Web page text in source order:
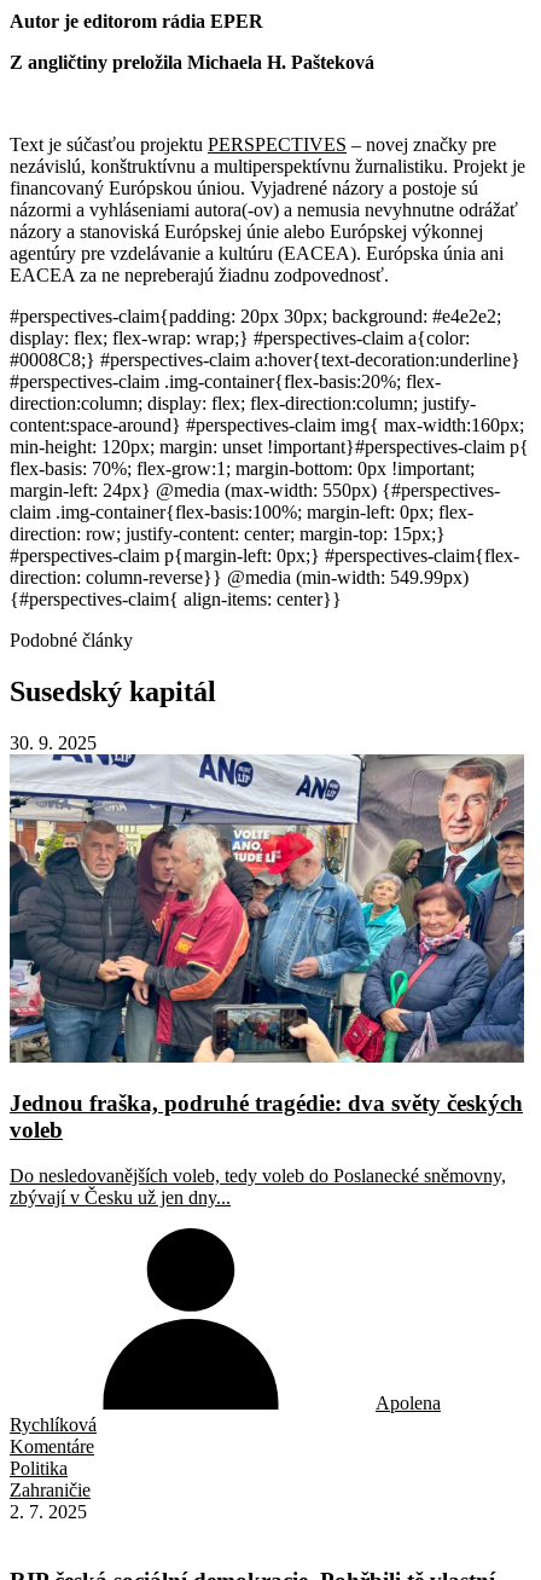
Autor je editorom rádia EPER
Z angličtiny preložila Michaela H. Pašteková
Text je súčasťou projektu PERSPECTIVES – novej značky pre
nezávislú, konštruktívnu a multiperspektívnu žurnalistiku. Projekt je
financovaný Európskou úniou. Vyjadrené názory a postoje sú
názormi a vyhláseniami autora(-ov) a nemusia nevyhnutne odrážať
názory a stanoviská Európskej únie alebo Európskej výkonnej
agentúry pre vzdelávanie a kultúru (EACEA). Európska únia ani
EACEA za ne nepreberajú žiadnu zodpovednosť.
#perspectives-claim{padding: 20px 30px; background: #e4e2e2;
display: flex; flex-wrap: wrap;} #perspectives-claim a{color:
#0008C8;} #perspectives-claim a:hover{text-decoration:underline}
#perspectives-claim .img-container{flex-basis:20%; flex-
direction:column; display: flex; flex-direction:column; justify-
content:space-around} #perspectives-claim img{ max-width:160px;
min-height: 120px; margin: unset !important}#perspectives-claim p{
flex-basis: 70%; flex-grow:1; margin-bottom: 0px !important;
margin-left: 24px} @media (max-width: 550px) {#perspectives-
claim .img-container{flex-basis:100%; margin-left: 0px; flex-
direction: row; justify-content: center; margin-top: 15px;}
#perspectives-claim p{margin-left: 0px;} #perspectives-claim{flex-
direction: column-reverse}} @media (min-width: 549.99px)
{#perspectives-claim{ align-items: center}}
Podobné články
Susedský kapitál
30. 9. 2025
Jednou fraška, podruhé tragédie: dva světy českých
voleb
Do nesledovanějších voleb, tedy voleb do Poslanecké sněmovny,
zbývají v Česku už jen dny...
Apolena
Rychlíková
Komentáre
Politika
Zahraničie
2. 7. 2025